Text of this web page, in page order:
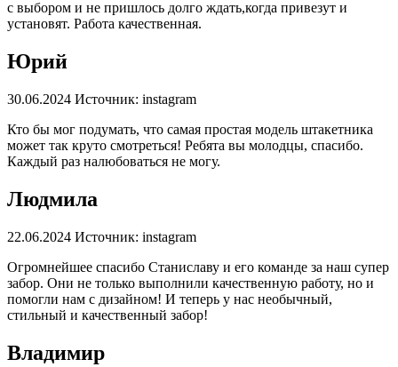
с выбором и не пришлось долго ждать,когда привезут и
установят. Работа качественная.
Юрий
30.06.2024 Источник: instagram
Кто бы мог подумать, что самая простая модель штакетника
может так круто смотреться! Ребята вы молодцы, спасибо.
Каждый раз налюбоваться не могу.
Людмила
22.06.2024 Источник: instagram
Огромнейшее спасибо Станиславу и его команде за наш супер
забор. Они не только выполнили качественную работу, но и
помогли нам с дизайном! И теперь у нас необычный,
стильный и качественный забор!
Владимир